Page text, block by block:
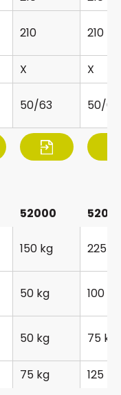
210 210
X
X
50/63 50/63
52000
52001
150 kg 225
50 kg 100 kg
50 kg 75 kg
75 kg 125 kg